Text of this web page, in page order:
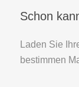
Schon
Laden Sie
bestimmen